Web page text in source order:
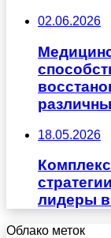
02.06.2026
18.05.2026
лидеры
Облако меток